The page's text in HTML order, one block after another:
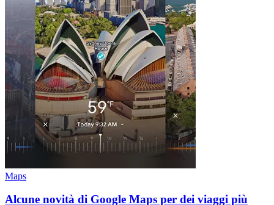
Maps
Alcune novità di Google Maps per dei viaggi più